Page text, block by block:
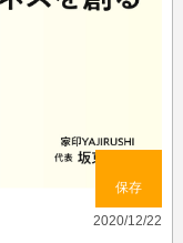
保存
2020/12/22